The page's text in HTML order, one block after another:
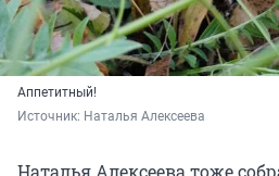
Аппетитный!
Источник: Наталья Алексеева